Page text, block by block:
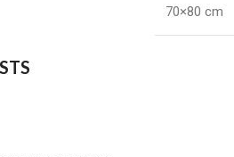
70×80 cm